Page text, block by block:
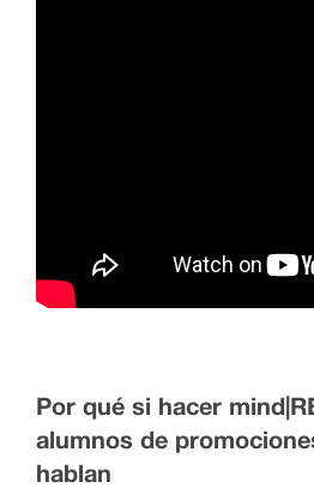
Por qué si hacer
alumnos de
hablan